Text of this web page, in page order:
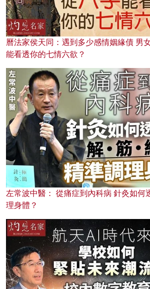
曆法家侯天同：遇到多少感情姻緣債 男
能看透你的七情六欲？
左常波中醫： 從痛症到內科病 針灸如何
理身體？